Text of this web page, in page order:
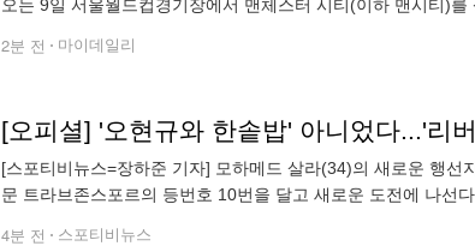
오는 9일 서울월드컵경기장에서 맨체스터 시티(이하 맨시티)
2분 전 마이데일리
[스포티비뉴스=장하준 기자] 모하메드 살라(34)의 새로운 행
문 트라브존스포르의 등번호 10번을 달고 새로운 도전에 나선
4분 전 스포티비뉴스